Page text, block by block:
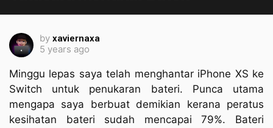
by xaviernaxa
5 years ago
Minggu lepas saya telah menghantar iPhone XS ke
Switch untuk penukaran bateri. Punca utama
mengapa saya berbuat demikian kerana peratus
kesihatan bateri sudah mencapai 79%. Bateri